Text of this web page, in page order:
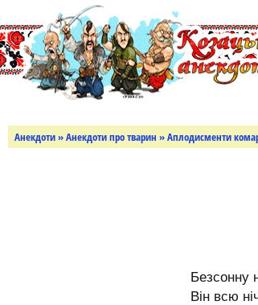
Анекдоти»Анекдоти про тварин » Аплодисменти
Безсонну
Він всю